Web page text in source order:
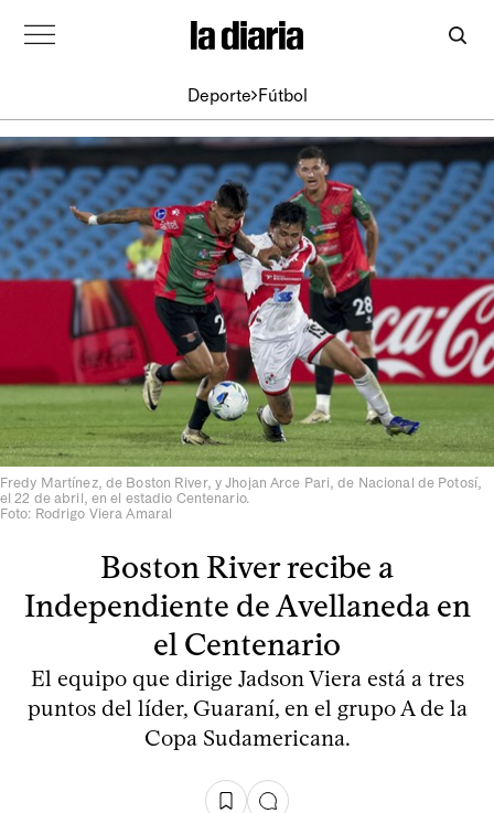
Deporte Fútbol
Fredy Martínez, de Boston River, y Jhojan Arce Pari, de Nacional de Potosí,
el 22 de abril, en el estadio Centenario.
Foto: Rodrigo Viera Amaral
Boston River recibe a
Independiente de Avellaneda en
el Centenario
El equipo que dirige Jadson Viera está a tres
puntos del líder, Guaraní, en el grupo A de la
Copa Sudamericana.